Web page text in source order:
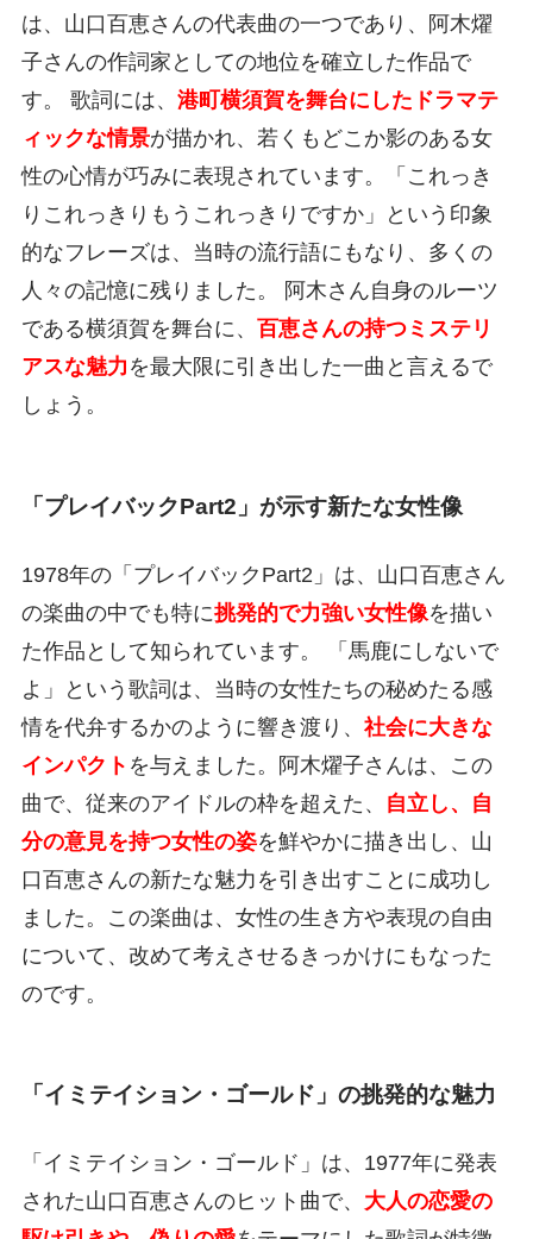
は、山口百恵さんの代表曲の一つであり、阿木燿
子さんの作詞家としての地位を確立した作品で
す。 歌詞には、 港町横須賀を舞台にしたドラマテ
ィックな情景が描かれ、若くもどこか影のある女
性の心情が巧みに表現されています。「これっき
りこれっきりもうこれっきりですか」という印象
的なフレーズは、当時の流行語にもなり、多くの
人々の記憶に残りました。 阿木さん自身のルーツ
である横須賀を舞台に、 百恵さんの持つミステリ
アスな魅力 を最大限に引き出した一曲と言えるで
しょう。
「プレイバックPart2」が示す新たな女性像
1978年の「プレイバックPart2」は、山口百恵さん
の楽曲の中でも特に挑発的で力強い女性像を描い
た作品として知られています。 「馬鹿にしないで
よ」という歌詞は、当時の女性たちの秘めたる感
情を代弁するかのように響き渡り、 社会に大きな
インパクト を与えました。阿木燿子さんは、この
曲で、従来のアイドルの枠を超えた、
自立し、自
分の意見を持つ女性の姿を鮮やかに描き出し、山
口百恵さんの新たな魅力を引き出すことに成功し
ました。この楽曲は、女性の生き方や表現の自由
について、改めて考えさせるきっかけにもなった
のです。
「イミテイション・ゴールド」の挑発的な魅力
「イミテイション・ゴールド」は、1977年に発表
された山口百恵さんのヒット曲で、 大人の恋愛の